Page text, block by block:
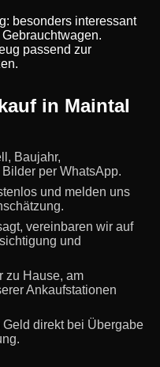
besonders interessant
passend zur
in Maintal
Baujahr,
per WhatsApp.
und melden uns
vereinbaren wir auf
und
zu Hause, am
Ankaufstationen
direkt bei Übergabe